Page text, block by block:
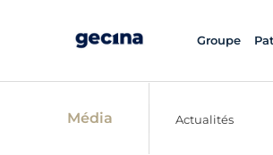
Groupe
Média Actualités